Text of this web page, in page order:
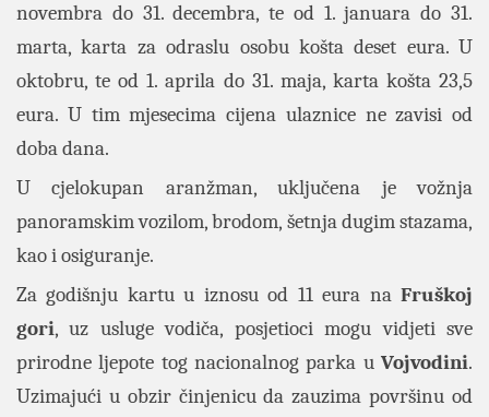
novembra do 31. decembra, te od 1. januara do 31.
marta, karta za odraslu osobu košta deset eura. U
oktobru, te od 1. aprila do 31. maja, karta košta 23,5
eura. U tim mjesecima cijena ulaznice ne zavisi od
doba dana.
U cjelokupan aranžman, uključena je vožnja
panoramskim vozilom, brodom, šetnja dugim stazama,
kao i osiguranje.
Za godišnju kartu u iznosu od 11 eura na Fruškoj
gori, uz usluge vodiča, posjetioci mogu vidjeti sve
prirodne ljepote tog nacionalnog parka u Vojvodini.
Uzimajući u obzir činjenicu da zauzima površinu od